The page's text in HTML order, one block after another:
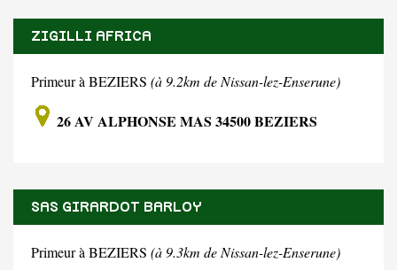
ZIGILLI AFRICA
Primeur à BEZIERS (à 9.2km de Nissan-lez-Enserune)
26 AV ALPHONSE MAS 34500 BEZIERS
SAS GIRARDOT BARLOY
Primeur à BEZIERS (à 9.3km de Nissan-lez-Enserune)